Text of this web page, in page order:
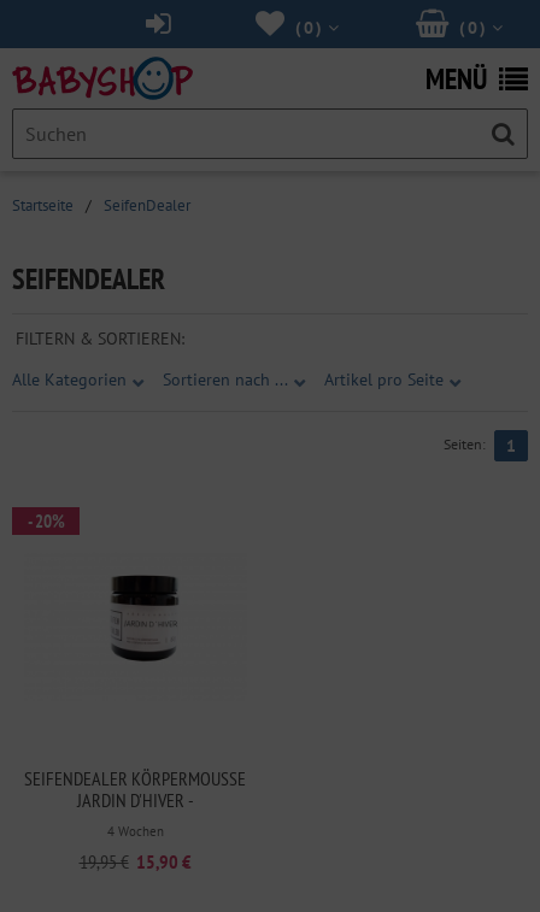
(0 )
(0 )
MENÜ
Startseite / SeifenDealer
SEIFENDEALER
FILTERN & SORTIEREN:
Alle Kategorien
Sortieren nach ... Artikel pro Seite
Seiten: 1
SEIFENDEALER KÖRPERMOUSSE
JARDIN D'HIVER -
AUSLAUFARTIKEL
4 Wochen
19,95 € 15,90 €
- 20%